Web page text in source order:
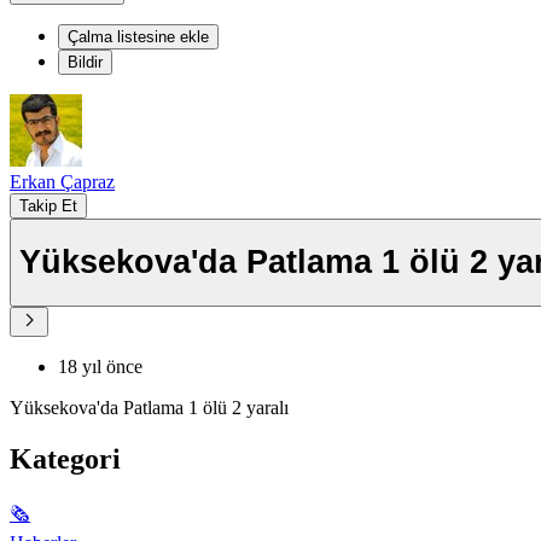
Çalma listesine ekle
Bildir
Erkan Çapraz
Takip Et
Yüksekova'da Patlama 1 ölü 2
18 yıl önce
Yüksekova'da Patlama 1 ölü 2 yaralı
Kategori
🗞